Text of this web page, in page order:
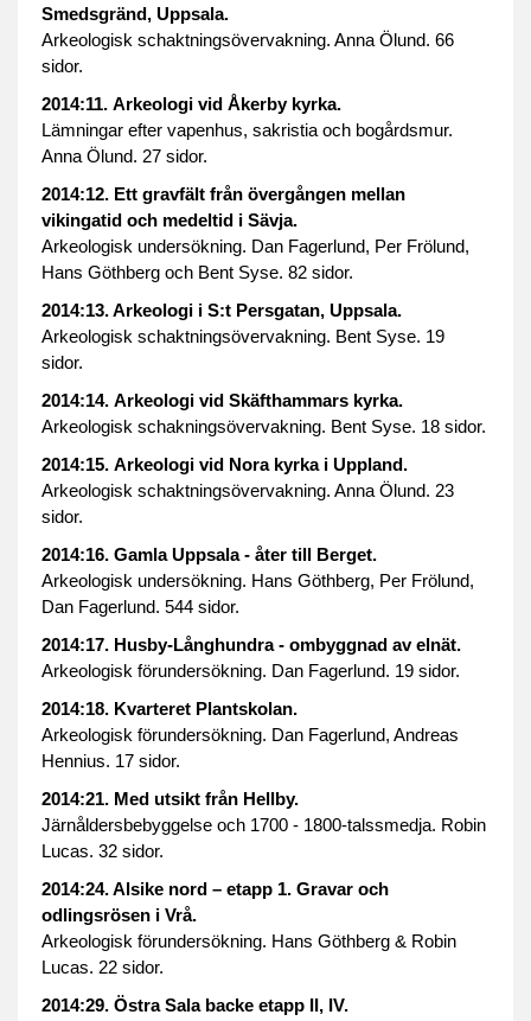
Smedsgränd, Uppsala.
Arkeologisk schaktningsövervakning. Anna Ölund. 66
sidor.
2014:11. Arkeologi vid Åkerby kyrka.
Lämningar efter vapenhus, sakristia och bogårdsmur.
Anna Ölund. 27 sidor.
2014:12. Ett gravfält från övergången mellan
vikingatid och medeltid i Sävja.
Arkeologisk undersökning. Dan Fagerlund, Per Frölund,
Hans Göthberg och Bent Syse. 82 sidor.
2014:13. Arkeologi i S:t Persgatan, Uppsala.
Arkeologisk schaktningsövervakning. Bent Syse. 19
sidor.
2014:14. Arkeologi vid Skäfthammars kyrka.
Arkeologisk schakningsövervakning. Bent Syse. 18 sidor.
2014:15. Arkeologi vid Nora kyrka i Uppland.
Arkeologisk schaktningsövervakning. Anna Ölund. 23
sidor.
2014:16. Gamla Uppsala - åter till Berget.
Arkeologisk undersökning. Hans Göthberg, Per Frölund,
Dan Fagerlund. 544 sidor.
2014:17. Husby-Långhundra - ombyggnad av elnät.
Arkeologisk förundersökning. Dan Fagerlund. 19 sidor.
2014:18. Kvarteret Plantskolan.
Arkeologisk förundersökning. Dan Fagerlund, Andreas
Hennius. 17 sidor.
2014:21. Med utsikt från Hellby.
Järnåldersbebyggelse och 1700 - 1800-talssmedja. Robin
Lucas. 32 sidor.
2014:24. Alsike nord – etapp 1. Gravar och
odlingsrösen i Vrå.
Arkeologisk förundersökning. Hans Göthberg & Robin
Lucas. 22 sidor.
2014:29. Östra Sala backe etapp II, IV.